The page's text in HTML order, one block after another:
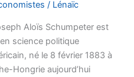
/ Lénaïc
Aloïs Schumpeter est
science politique
né le 8 février 1883 à
Hongrie aujourd’hui